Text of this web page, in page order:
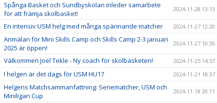
Spånga Basket och Sundbyskolan inleder samarbete
för att främja skolbasket!
2024-11-28 13:13
En intensiv USM helg med många spännande matcher 2024-11-27 12:20
Anmälan för Mini Skills Camp och Skills Camp 2-3 januari
2025 är öppen!
2024-11-27 10:30
Välkommen Joel Tekle - Ny coach för skolbasketen! 2024-11-25 14:57
I helgen är det dags för USM HU17 2024-11-21 18:37
Helgens Matchsammanfattning: Seriematcher, USM och
Miniligan Cup
2024-11-18 20:11